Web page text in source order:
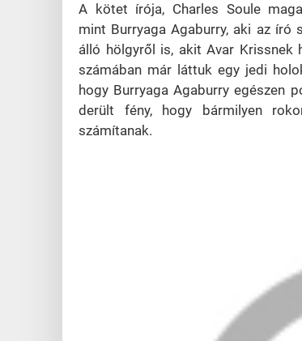
A kötet írója, Charles Soule
mint Burryaga Agaburry, aki az író
álló hölgyről is, akit Avar Krissnek
számában már láttuk egy jedi
hogy Burryaga Agaburry egészen
derült fény, hogy bármilyen
számítanak.